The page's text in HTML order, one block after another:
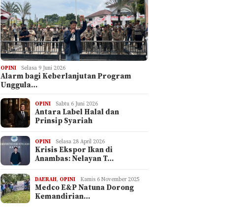
OPINI Selasa 9 Juni 2026
Alarm bagi Keberlanjutan Program
Unggula…
OPINI Sabtu 6 Juni 2026
Antara Label Halal dan
Prinsip Syariah
OPINI Selasa 28 April 2026
Krisis Ekspor Ikan di
Anambas: Nelayan T…
DAERAH, OPINI Kamis 6 November 2025
Medco E&P Natuna Dorong
Kemandirian…